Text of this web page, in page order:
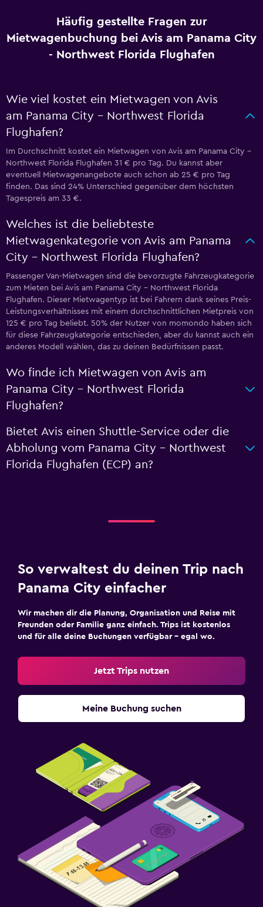
Häufig gestellte Fragen zur
Mietwagenbuchung bei Avis am Panama City
- Northwest Florida Flughafen
Wie viel kostet ein Mietwagen von Avis
am Panama City - Northwest Florida
Flughafen?
Im Durchschnitt kostet ein Mietwagen von Avis am Panama City -
Northwest Florida Flughafen 31 € pro Tag. Du kannst aber
eventuell Mietwagenangebote auch schon ab 25 € pro Tag
finden. Das sind 24% Unterschied gegenüber dem höchsten
Tagespreis am 33 €.
Welches ist die beliebteste
Mietwagenkategorie von Avis am Panama
City - Northwest Florida Flughafen?
Passenger Van-Mietwagen sind die bevorzugte Fahrzeugkategorie
zum Mieten bei Avis am Panama City - Northwest Florida
Flughafen. Dieser Mietwagentyp ist bei Fahrern dank seines Preis-
Leistungsverhältnisses mit einem durchschnittlichen Mietpreis von
125 € pro Tag beliebt. 50% der Nutzer von momondo haben sich
für diese Fahrzeugkategorie entschieden, aber du kannst auch ein
anderes Modell wählen, das zu deinen Bedürfnissen passt.
Wo finde ich Mietwagen von Avis am
Panama City - Northwest Florida
Flughafen?
Bietet Avis einen Shuttle-Service oder die
Abholung vom Panama City - Northwest
Florida Flughafen (ECP) an?
So verwaltest du deinen Trip nach
Panama City einfacher
Wir machen dir die Planung, Organisation und Reise mit
Freunden oder Familie ganz einfach. Trips ist kostenlos
und für alle deine Buchungen verfügbar – egal wo.
Jetzt Trips nutzen
Meine Buchung suchen